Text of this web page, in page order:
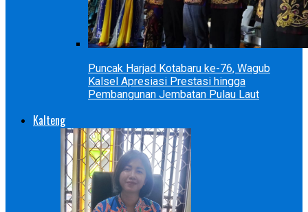
Puncak Harjad Kotabaru ke-76, Wagub
Kalsel Apresiasi Prestasi hingga
Pembangunan Jembatan Pulau Laut
Kalteng